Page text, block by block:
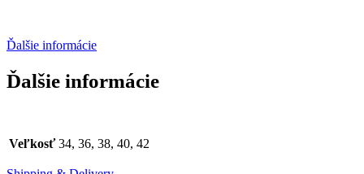
Ďalšie informácie
Ďalšie informácie
Veľkosť 34, 36, 38, 40, 42